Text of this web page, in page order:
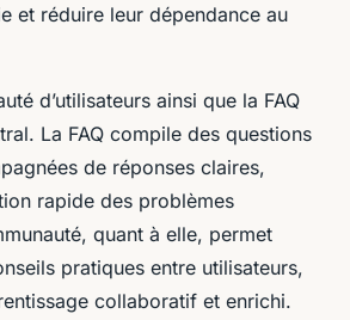
et réduire leur dépendance au
d’utilisateurs ainsi que la FAQ
La FAQ compile des questions
de réponses claires,
rapide des problèmes
quant à elle, permet
pratiques entre utilisateurs,
collaboratif et enrichi.